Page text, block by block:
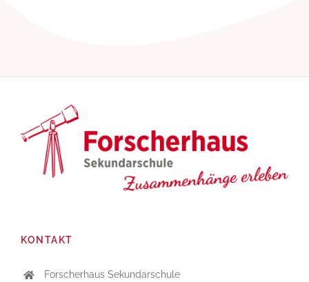
KONTAKT
Forscherhaus Sekundarschule